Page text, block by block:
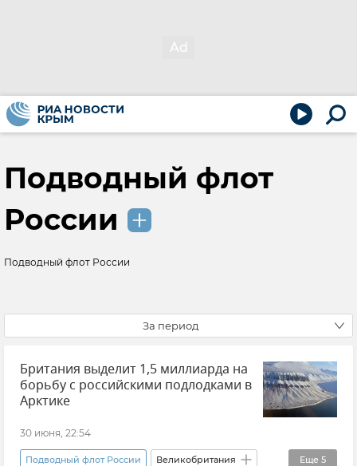
Подводный флот
России
Подводный флот России
За период
Британия выделит 1,5 миллиарда на
борьбу с российскими подлодками в
Арктике
30 июня, 22:54
Еще 5
Подводный флот России Великобритания